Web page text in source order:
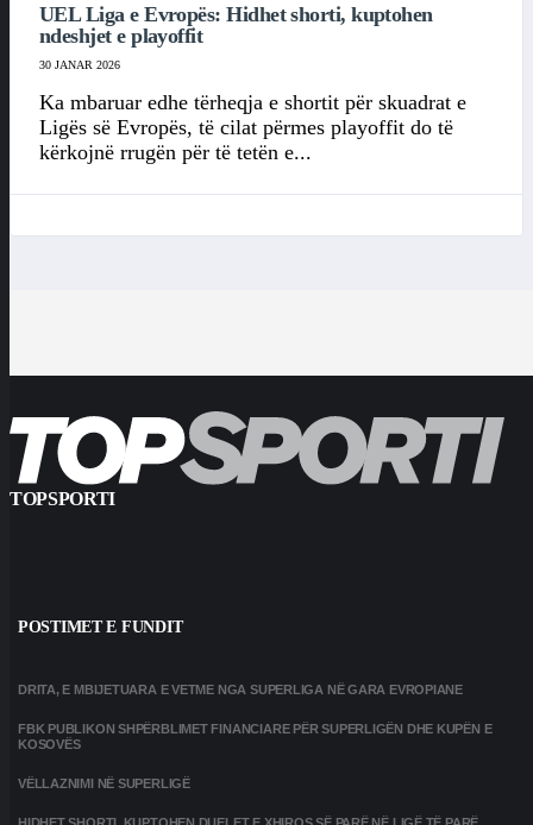
UEL Liga e Evropës: Hidhet shorti, kuptohen
ndeshjet e playoffit
30 JANAR 2026
Ka mbaruar edhe tërheqja e shortit për skuadrat e
Ligës së Evropës, të cilat përmes playoffit do të
kërkojnë rrugën për të tetën e...
TOPSPORTI
POSTIMET E FUNDIT
DRITA, E MBIJETUARA E VETME NGA SUPERLIGA NË GARA EVROPIANE
FBK PUBLIKON SHPËRBLIMET FINANCIARE PËR SUPERLIGËN DHE KUPËN E
KOSOVËS
VËLLAZNIMI NË SUPERLIGË
HIDHET SHORTI, KUPTOHEN DUELET E XHIROS SË PARË NË LIGË TË PARË